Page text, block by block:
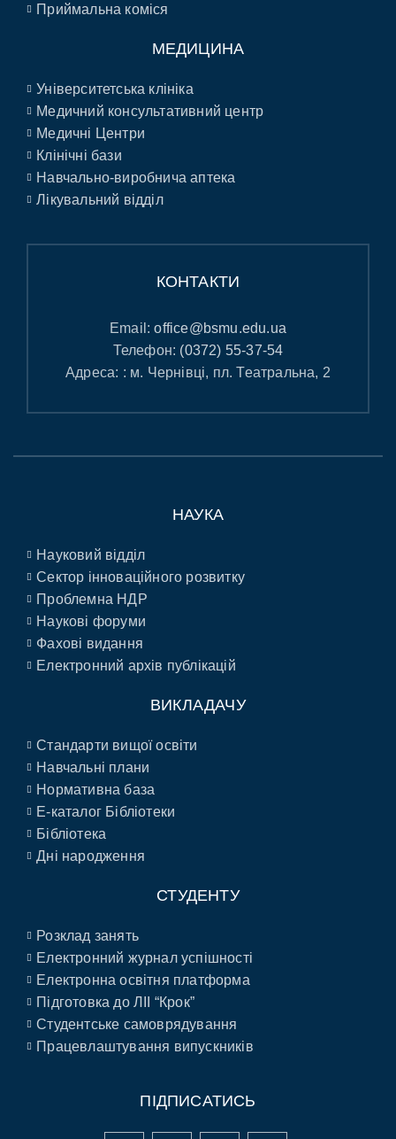
Приймальна коміся
МЕДИЦИНА
Університетська клініка
Медичний консультативний центр
Медичні Центри
Клінічні бази
Навчально-виробнича аптека
Лікувальний відділ
КОНТАКТИ
Email:office@bsmu.edu.ua
Телефон: (0372) 55-37-54
Адреса: : м. Чернівці, пл. Театральна, 2
НАУКА
Науковий відділ
Сектор інноваційного розвитку
Проблемна НДР
Наукові форуми
Фахові видання
Електронний архів публікацій
ВИКЛАДАЧУ
Стандарти вищої освіти
Навчальні плани
Нормативна база
E-каталог Бібліотеки
Бібліотека
Дні народження
СТУДЕНТУ
Розклад занять
Електронний журнал успішності
Електронна освітня платформа
Підготовка до ЛІІ “Крок”
Студентське самоврядування
Працевлаштування випускників
ПІДПИСАТИСЬ